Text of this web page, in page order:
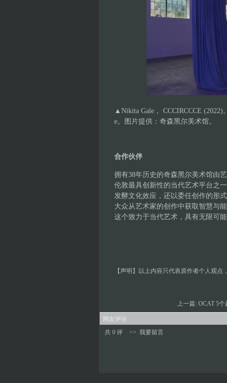
▲Nikita Gale， CCCIRCCCE
e。图片提供：奇森黑尔美术馆。
合作伙伴
拥有38年历史的奇森黑尔美术馆由
伦敦最具创新性的当代艺术平台之
发酵文化效应，还以委任创作的形
大众从艺术家的创作中获取智慧与
这个致力于当代艺术，具有无限可能
【声明】以上内容只代表原作者个人观点
上一篇: OCAT 5个
网友评论
共 0 评
>> 我要留言